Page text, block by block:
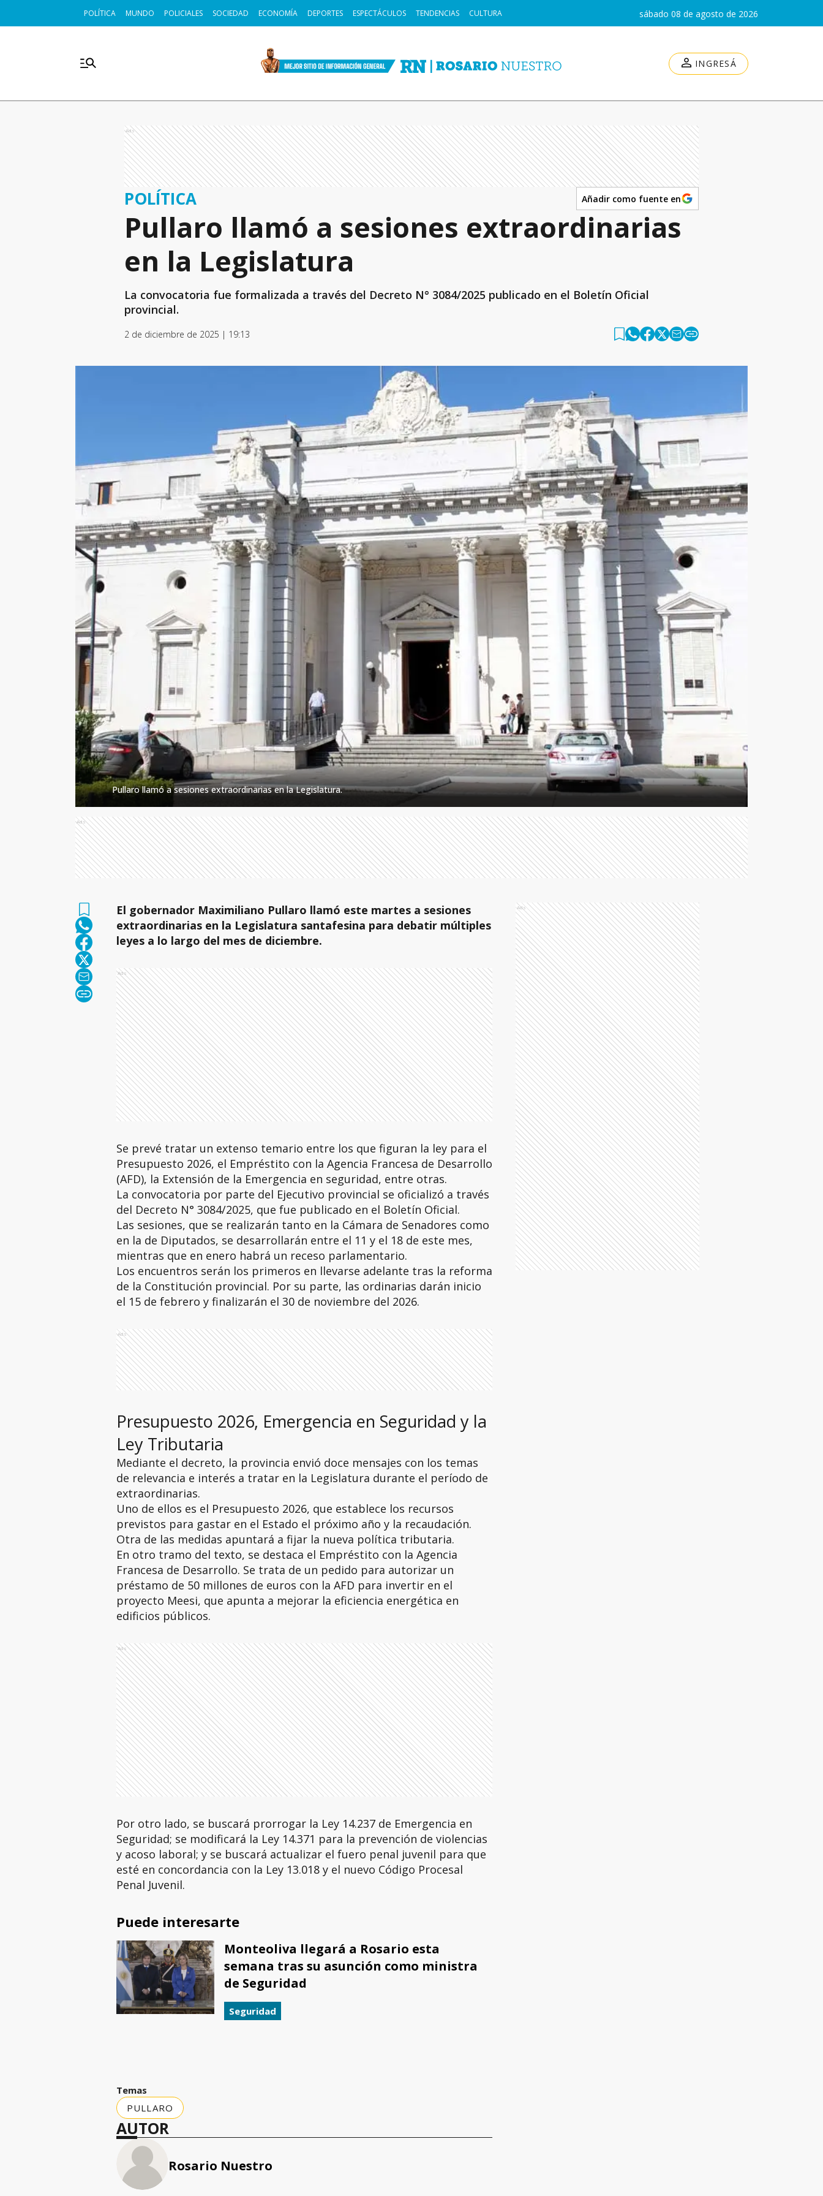
POLÍTICA MUNDO POLICIALES SOCIEDAD ECONOMÍA DEPORTES ESPECTÁCULOS TENDENCIAS CULTURA sábado 08 de agosto de 2026
INGRESÁ
Ads
POLÍTICA Añadir como fuente en
Pullaro llamó a sesiones extraordinarias
en la Legislatura
La convocatoria fue formalizada a través del Decreto N° 3084/2025 publicado en el Boletín Oficial
provincial.
2 de diciembre de 2025 | 19:13
Pullaro llamó a sesiones extraordinarias en la Legislatura.
Ads
El gobernador Maximiliano Pullaro llamó este martes a sesiones
extraordinarias en la Legislatura santafesina para debatir múltiples
leyes a lo largo del mes de diciembre.
Ads
Se prevé tratar un extenso temario entre los que figuran la ley para el
Presupuesto 2026, el Empréstito con la Agencia Francesa de Desarrollo
(AFD), la Extensión de la Emergencia en seguridad, entre otras.
La convocatoria por parte del Ejecutivo provincial se oficializó a través
del Decreto N° 3084/2025, que fue publicado en el Boletín Oficial.
Las sesiones, que se realizarán tanto en la Cámara de Senadores como
en la de Diputados, se desarrollarán entre el 11 y el 18 de este mes,
mientras que en enero habrá un receso parlamentario.
Los encuentros serán los primeros en llevarse adelante tras la reforma
de la Constitución provincial. Por su parte, las ordinarias darán inicio
el 15 de febrero y finalizarán el 30 de noviembre del 2026.
Ads
Presupuesto 2026, Emergencia en Seguridad y la
Ley Tributaria
Mediante el decreto, la provincia envió doce mensajes con los temas
de relevancia e interés a tratar en la Legislatura durante el período de
extraordinarias.
Uno de ellos es el Presupuesto 2026, que establece los recursos
previstos para gastar en el Estado el próximo año y la recaudación.
Otra de las medidas apuntará a fijar la nueva política tributaria.
En otro tramo del texto, se destaca el Empréstito con la Agencia
Francesa de Desarrollo. Se trata de un pedido para autorizar un
préstamo de 50 millones de euros con la AFD para invertir en el
proyecto Meesi, que apunta a mejorar la eficiencia energética en
edificios públicos.
Ads
Por otro lado, se buscará prorrogar la Ley 14.237 de Emergencia en
Seguridad; se modificará la Ley 14.371 para la prevención de violencias
y acoso laboral; y se buscará actualizar el fuero penal juvenil para que
esté en concordancia con la Ley 13.018 y el nuevo Código Procesal
Penal Juvenil.
Puede interesarte
Monteoliva llegará a Rosario esta
semana tras su asunción como ministra
de Seguridad
Seguridad
Temas
PULLARO
AUTOR
Rosario Nuestro
Ads